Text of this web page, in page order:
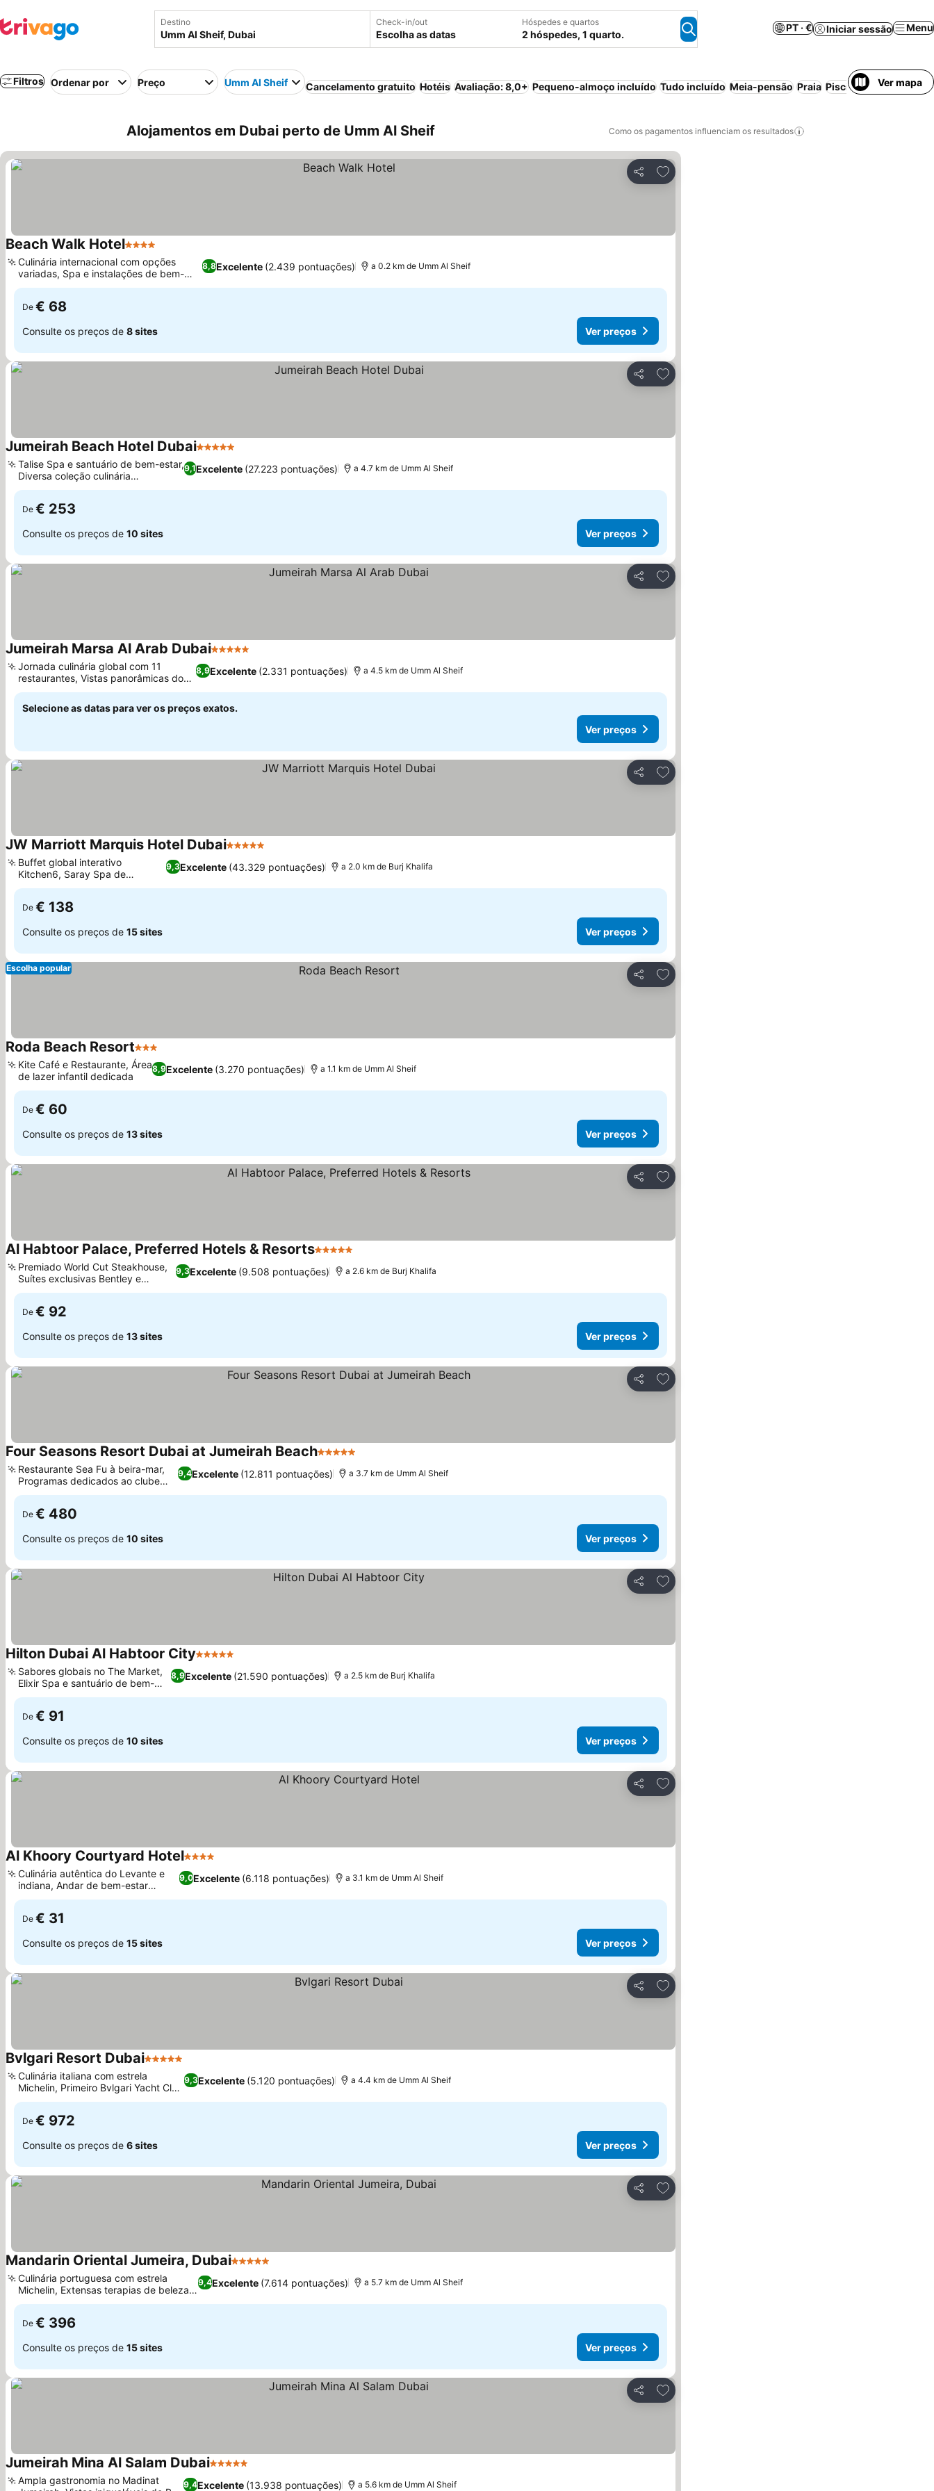
Destino Check-in/out
Escolha as datas
Hóspedes e quartos
2 hóspedes, 1 quarto.
PT · € Iniciar sessão Menu
Filtros Ordenar por Preço Umm Al Sheif Cancelamento gratuito Hotéis Avaliação: 8,0+ Pequeno-almoço incluído Tudo incluído Meia-pensão Praia Piscina ResortVer mapa
Alojamentos em Dubai perto de Umm Al Sheif Como os pagamentos influenciam os resultados
Partilhar
Adicionar aos favoritos
Beach Walk Hotel4 Estrelas
8,8Excelente (2.439 pontuações)
Culinária internacional com opções
variadas, Spa e instalações de bem-
estar relaxantes
a 0.2 km de Umm Al Sheif
De € 68
Consulte os preços de 8 sites Ver preços
Partilhar
Adicionar aos favoritos
Jumeirah Beach Hotel Dubai5 Estrelas
9,1Excelente (27.223 pontuações)
Talise Spa e santuário de bem-estar,
Diversa coleção culinária
internacional
a 4.7 km de Umm Al Sheif
De € 253
Consulte os preços de 10 sites Ver preços
Partilhar
Adicionar aos favoritos
Jumeirah Marsa Al Arab Dubai5 Estrelas
8,9Excelente (2.331 pontuações)
Jornada culinária global com 11
restaurantes, Vistas panorâmicas do
Golfo Arábico
a 4.5 km de Umm Al Sheif
Selecione as datas para ver os preços exatos.
Ver preços
Partilhar
Adicionar aos favoritos
JW Marriott Marquis Hotel Dubai5 Estrelas
9,3Excelente (43.329 pontuações)
Buffet global interativo
Kitchen6, Saray Spa de
inspiração antiga
a 2.0 km de Burj Khalifa
De € 138
Consulte os preços de 15 sites Ver preços
Partilhar
Adicionar aos favoritos
Escolha popular
Roda Beach Resort3 Estrelas
8,9Excelente (3.270 pontuações)
Kite Café e Restaurante, Área
de lazer infantil dedicada
a 1.1 km de Umm Al Sheif
De € 60
Consulte os preços de 13 sites Ver preços
Partilhar
Adicionar aos favoritos
Al Habtoor Palace, Preferred Hotels & Resorts5 Estrelas
9,3Excelente (9.508 pontuações)
Premiado World Cut Steakhouse,
Suítes exclusivas Bentley e
Churchill
a 2.6 km de Burj Khalifa
De € 92
Consulte os preços de 13 sites Ver preços
Partilhar
Adicionar aos favoritos
Four Seasons Resort Dubai at Jumeirah Beach5 Estrelas
9,4Excelente (12.811 pontuações)
Restaurante Sea Fu à beira-mar,
Programas dedicados ao clube
infantil
a 3.7 km de Umm Al Sheif
De € 480
Consulte os preços de 10 sites Ver preços
Partilhar
Adicionar aos favoritos
Hilton Dubai Al Habtoor City5 Estrelas
8,9Excelente (21.590 pontuações)
Sabores globais no The Market,
Elixir Spa e santuário de bem-
estar
a 2.5 km de Burj Khalifa
De € 91
Consulte os preços de 10 sites Ver preços
Partilhar
Adicionar aos favoritos
Al Khoory Courtyard Hotel4 Estrelas
9,0Excelente (6.118 pontuações)
Culinária autêntica do Levante e
indiana, Andar de bem-estar
completo
a 3.1 km de Umm Al Sheif
De € 31
Consulte os preços de 15 sites Ver preços
Partilhar
Adicionar aos favoritos
Bvlgari Resort Dubai5 Estrelas
9,3Excelente (5.120 pontuações)
Culinária italiana com estrela
Michelin, Primeiro Bvlgari Yacht Club
e Marina
a 4.4 km de Umm Al Sheif
De € 972
Consulte os preços de 6 sites Ver preços
Partilhar
Adicionar aos favoritos
Mandarin Oriental Jumeira, Dubai5 Estrelas
9,4Excelente (7.614 pontuações)
Culinária portuguesa com estrela
Michelin, Extensas terapias de beleza e
bem-estar
a 5.7 km de Umm Al Sheif
De € 396
Consulte os preços de 15 sites Ver preços
Partilhar
Adicionar aos favoritos
Jumeirah Mina Al Salam Dubai5 Estrelas
9,4Excelente (13.938 pontuações)
Ampla gastronomia no Madinat
a 5.6 km de Umm Al Sheif